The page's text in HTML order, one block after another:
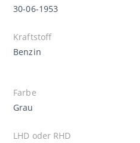
30-06-1953
Kraftstoff
Benzin
Farbe
Grau
LHD oder RHD